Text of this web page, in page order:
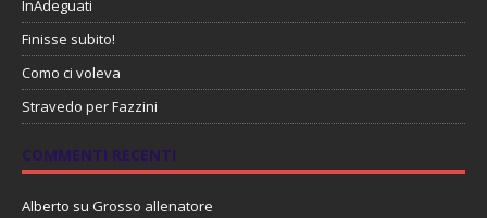
InAdeguati
Finisse subito!
Como ci voleva
Stravedo per Fazzini
COMMENTI RECENTI
Alberto su Grosso allenatore